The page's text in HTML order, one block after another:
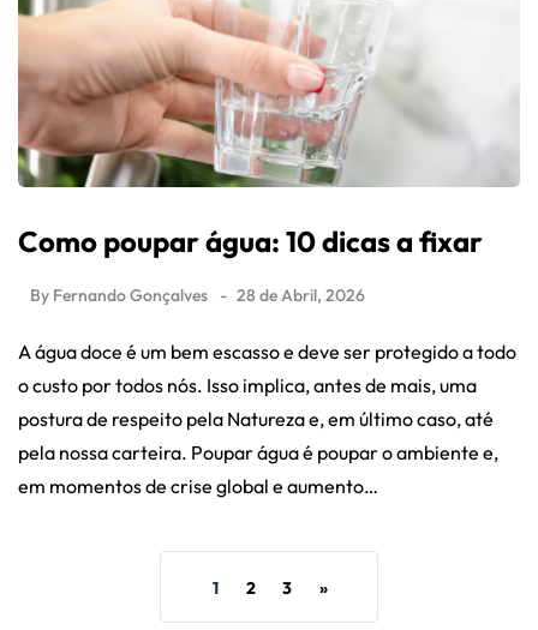
Como poupar água: 10 dicas a fixar
By Fernando Gonçalves 28 de Abril, 2026
A água doce é um bem escasso e deve ser protegido a todo
o custo por todos nós. Isso implica, antes de mais, uma
postura de respeito pela Natureza e, em último caso, até
pela nossa carteira. Poupar água é poupar o ambiente e,
em momentos de crise global e aumento…
1 2 3 »